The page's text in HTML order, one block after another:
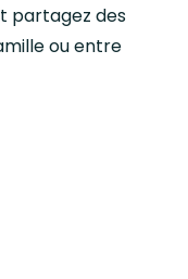
partagez des
ou entre